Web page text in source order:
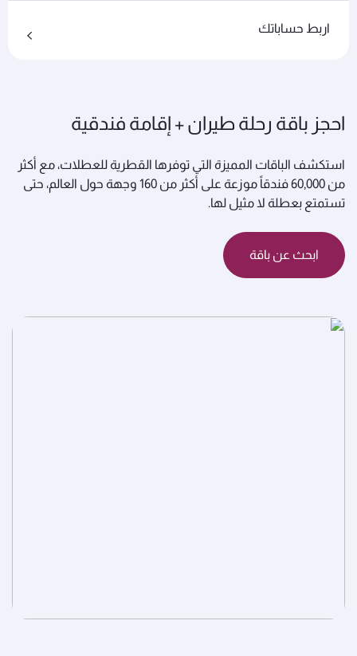
اربط حساباتك
احجز باقة رحلة طيران + إقامة فندقية
استكشف الباقات المميزة التي توفرها القطرية للعطلات، مع أكثر
من 60,000 فندقاً موزعة على أكثر من 160 وجهة حول العالم، حتى
تستمتع بعطلة لا مثيل لها.
ابحث عن باقة